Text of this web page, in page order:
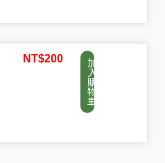
NT$200 加
入
購
物
車